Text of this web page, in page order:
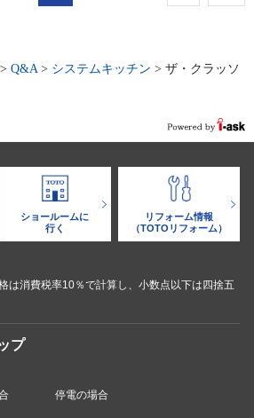
> Q&A> システムキッチン > ザ・クラッソ
ショールームに
行く
リフォーム情報
（TOTOリフォーム）
は消費税率10％で計算し、小数点以下は四捨五
プ
停電の場合